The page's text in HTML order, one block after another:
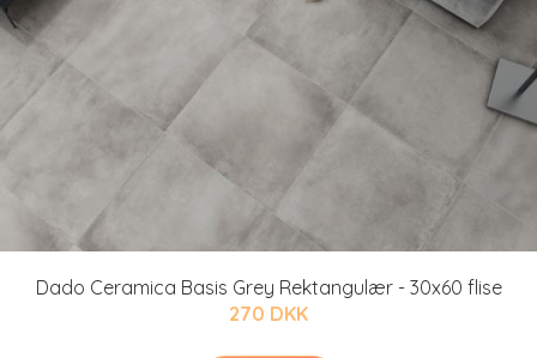
Dado Ceramica Basis Grey Rektangulær - 30x60 flise
270 DKK